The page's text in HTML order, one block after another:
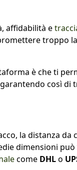
affidabilità e
troppo
è che ti
così di
la distanza da
dimensioni
come DHLo